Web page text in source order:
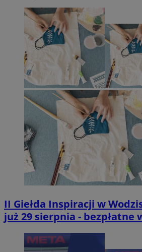
II Giełda Inspiracji w
już 29 sierpnia - bezpłatne